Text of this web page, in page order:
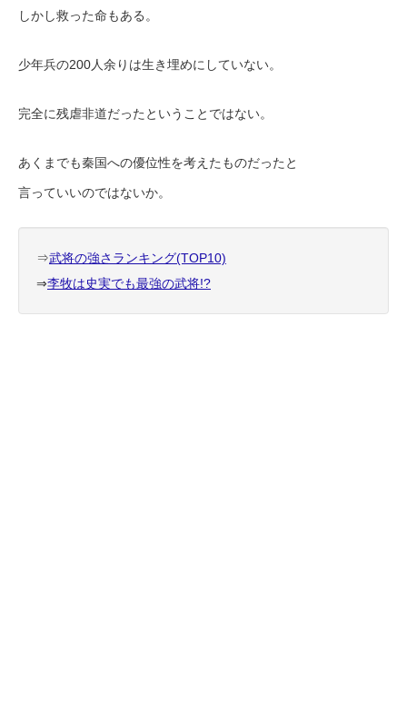
しかし救った命もある。
少年兵の200人余りは生き埋めにしていない。
完全に残虐非道だったということではない。
あくまでも秦国への優位性を考えたものだったと
言っていいのではないか。
⇒武将の強さランキング(TOP10)
⇒李牧は史実でも最強の武将!?